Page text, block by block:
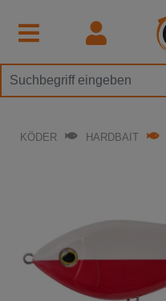
KÖDER HARDBAIT